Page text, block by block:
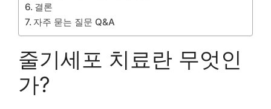
결론
자주 묻는 질문 Q&A
줄기세포 치료란 무엇인
가?